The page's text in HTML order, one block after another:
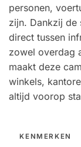
personen,
zijn. Dankzij de
direct tussen
zowel overdag
maakt deze
winkels,
altijd voorop
KENMERKEN